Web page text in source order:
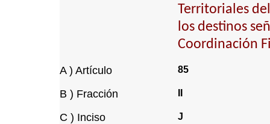
Territoriales
los destinos
Coordinación
A ) Artículo 85
B ) Fracción
C ) Inciso J